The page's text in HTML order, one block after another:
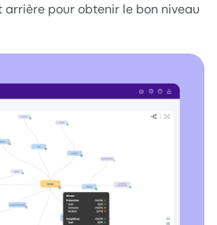
arrière pour obtenir le bon niveau